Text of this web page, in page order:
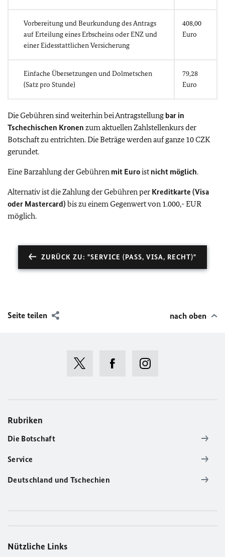
Vorbereitung und Beurkundung des Antrags
auf Erteilung eines Erbscheins oder ENZ und
einer Eidesstattlichen Versicherung
408,00
Euro
Einfache Übersetzungen und Dolmetschen
(Satz pro Stunde)
79,28
Euro
Die Gebühren sind weiterhin bei Antragstellung bar in
Tschechischen Kronen zum aktuellen Zahlstellenkurs der
Botschaft zu entrichten. Die Beträge werden auf ganze 10 CZK
gerundet.
Eine Barzahlung der Gebühren mit Euroistnicht möglich.
Alternativ ist die Zahlung der Gebühren per Kreditkarte (Visa
oder Mastercard) bis zu einem Gegenwert von 1.000,- EUR
möglich.
ZURÜCK ZU: "SERVICE (PASS, VISA, RECHT)"
Seite teilen nach oben
Rubriken
Die Botschaft
Service
Deutschland und Tschechien
Nützliche Links